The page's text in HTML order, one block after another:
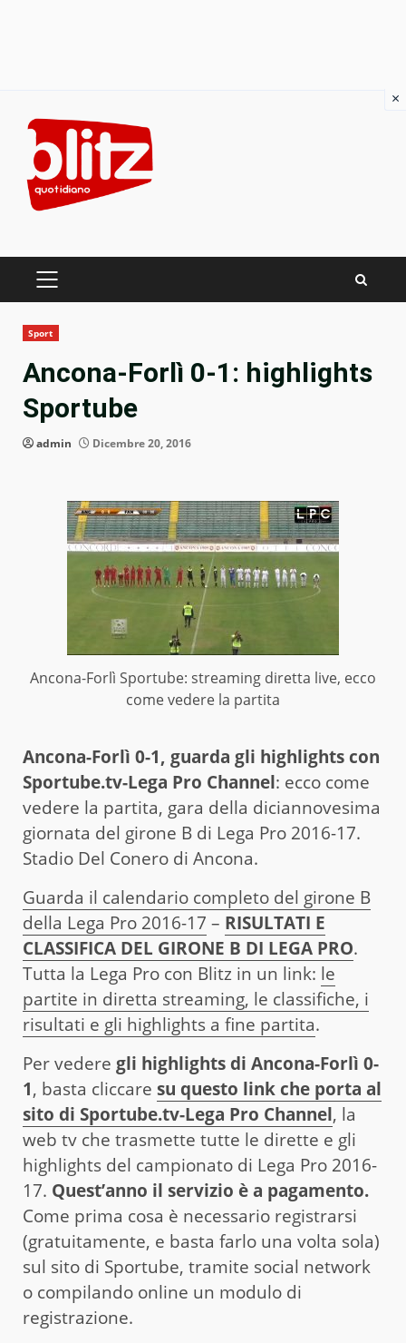
content
PRIMARY
Sport
Ancona-Forlì 0-1: highlights
Sportube
admin Dicembre 20, 2016
Ancona-Forlì Sportube: streaming diretta live, ecco
come vedere la partita
Ancona-Forlì 0-1, guarda gli highlights con
Sportube.tv-Lega Pro Channel: ecco come
vedere la partita, gara della diciannovesima
giornata del girone B di Lega Pro 2016-17.
Stadio Del Conero di Ancona.
Guarda il calendario completo del girone B
della Lega Pro 2016-17 – RISULTATI E
CLASSIFICA DEL GIRONE B DI LEGA PRO.
Tutta la Lega Pro con Blitz in un link: le
partite in diretta streaming, le classifiche, i
risultati e gli highlights a fine partita.
Per vedere gli highlights di Ancona-Forlì 0-
1, basta cliccare su questo link che porta al
sito di Sportube.tv-Lega Pro Channel, la
web tv che trasmette tutte le dirette e gli
highlights del campionato di Lega Pro 2016-
17. Quest’anno il servizio è a pagamento.
Come prima cosa è necessario registrarsi
(gratuitamente, e basta farlo una volta sola)
sul sito di Sportube, tramite social network
o compilando online un modulo di
registrazione.
×